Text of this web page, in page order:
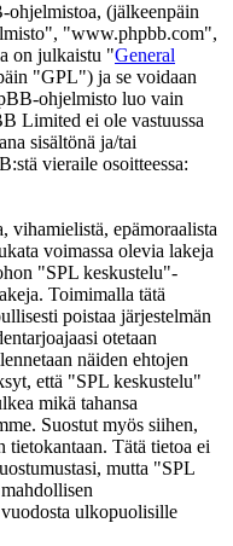
(jälkeenpäin
"www.phpbb.com",
on julkaistu "General
"GPL") ja se voidaan
ohjelmisto luo vain
Limited ei ole vastuussa
sisältönä ja/tai
vieraile osoitteessa:
vihamielistä, epämoraalista
voimassa olevia lakeja
"SPL keskustelu"-
Toimimalla tätä
poistaa järjestelmän
otetaan
näiden ehtojen
että "SPL keskustelu"
mikä tahansa
Suostut myös siihen,
tietokantaan. Tätä tietoa ei
mutta "SPL
ulkopuolisille